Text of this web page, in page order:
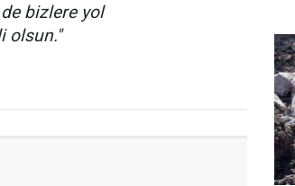
bizlere yol
olsun."